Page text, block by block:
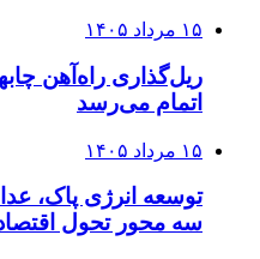
۱۵ مرداد ۱۴۰۵
ریل‌گذاری راه‌آهن
اتمام می‌رسد
۱۵ مرداد ۱۴۰۵
توسعه انرژی پاک،
سه محور تحول